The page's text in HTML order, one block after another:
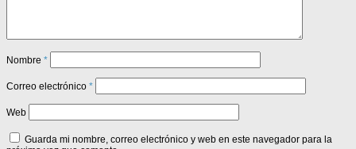
Nombre *
Correo electrónico *
Web
Guarda mi nombre, correo electrónico y web en este navegador para la